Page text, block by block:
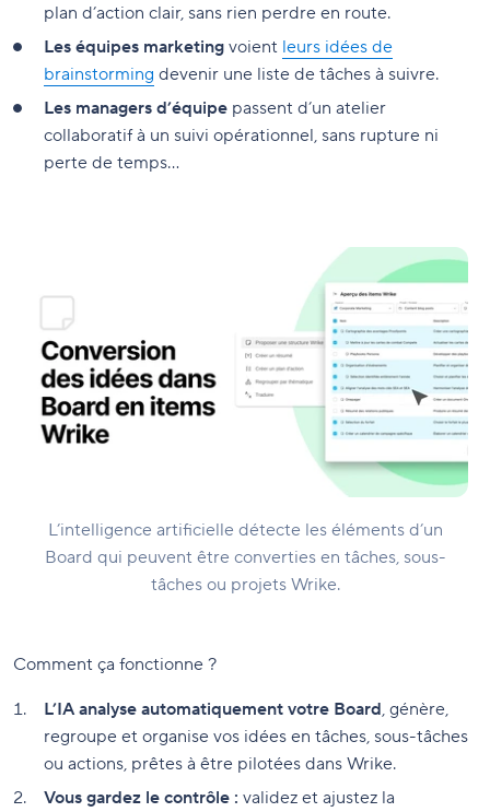
plan d’action clair, sans rien perdre en route.
Les équipes marketing voient leurs idées de
brainstorming devenir une liste de tâches à suivre.
Les managers d’équipe passent d’un atelier
collaboratif à un suivi opérationnel, sans rupture ni
perte de temps…
L’intelligence artificielle détecte les éléments d’un
Board qui peuvent être converties en tâches, sous-
tâches ou projets Wrike.
Comment ça fonctionne ?
L’IA analyse automatiquement votre Board, génère,
regroupe et organise vos idées en tâches, sous-tâches
ou actions, prêtes à être pilotées dans Wrike.
Vous gardez le contrôle : validez et ajustez la